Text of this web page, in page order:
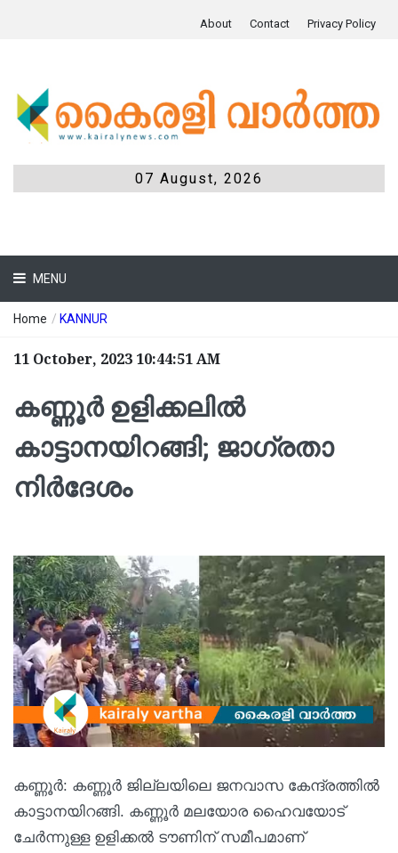
About Contact Privacy Policy
07 August, 2026
MENU
Home / KANNUR
11 October, 2023 10:44:51 AM
കണ്ണൂര്‍ ഉളിക്കലില്‍
കാട്ടാനയിറങ്ങി; ജാഗ്രതാ
നിര്‍ദേശം
കണ്ണൂര്‍: കണ്ണൂര്‍ ജില്ലയിലെ ജനവാസ കേന്ദ്രത്തില്‍
കാട്ടാനയിറങ്ങി. കണ്ണൂര്‍ മലയോര ഹൈവയോട്
ചേര്‍ന്നുള്ള ഉളിക്കല്‍ ടൗണിന് സമീപമാണ്